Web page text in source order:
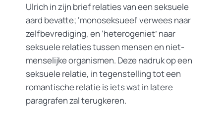
Ulrich in zijn brief relaties van een seksuele
aard bevatte; ‘monoseksueel’ verwees naar
zelfbevrediging, en ‘heterogeniet’ naar
seksuele relaties tussen mensen en niet-
menselijke organismen. Deze nadruk op een
seksuele relatie, in tegenstelling tot een
romantische relatie is iets wat in latere
paragrafen zal terugkeren.